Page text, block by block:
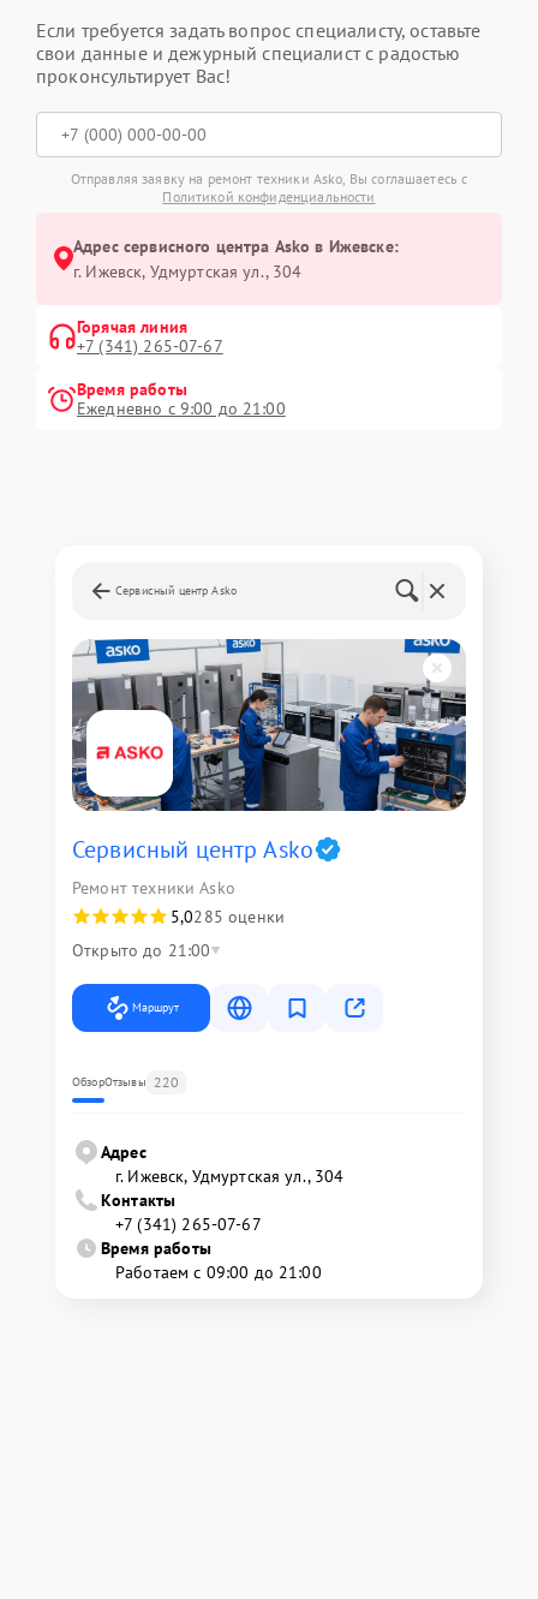
Если требуется задать вопрос специалисту, оставьте
свои данные и дежурный специалист с радостью
проконсультирует Вас!
Отправляя заявку на ремонт техники Asko, Вы соглашаетесь с
Политикой конфиденциальности
Адрес сервисного центра Asko в Ижевске:
г. Ижевск, Удмуртская ул., 304
Горячая линия
+7 (341) 265-07-67
Время работы
Ежедневно с 9:00 до 21:00
Сервисный центр Asko
Сервисный центр Asko
Ремонт техники Asko
5,0285 оценки
Открыто до 21:00
Маршрут
ОбзорОтзывы 220
Адрес
г. Ижевск, Удмуртская ул., 304
Контакты
+7 (341) 265-07-67
Время работы
Работаем с 09:00 до 21:00